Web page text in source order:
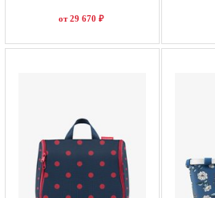
от 29 670 ₽